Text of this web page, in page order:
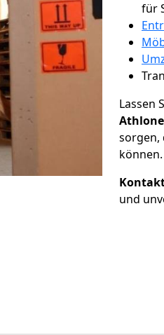
für
Lassen
sorgen,
können.
und